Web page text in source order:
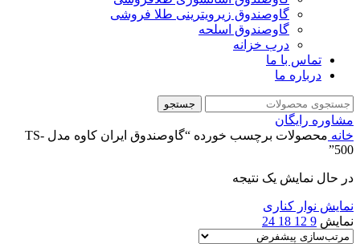
گاوصندوق زیرویترینی طلا فروشی
گاوصندوق اسلحه
درب خزانه
تماس با ما
درباره ما
جستجو
مشاوره رایگان
خانه
محصولات برچسب خورده “گاوصندوق ایران کاوه مدل TS-
500”
در حال نمایش یک نتیجه
نمایش نوار کناری
نمایش 9
12
18
24